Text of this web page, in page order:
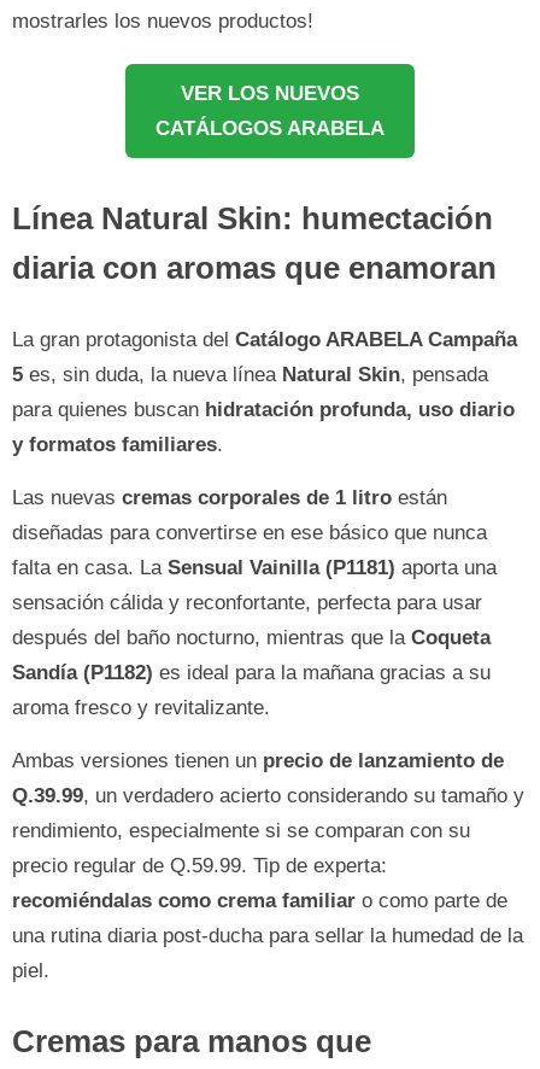
mostrarles los nuevos productos!
VER LOS NUEVOS
CATÁLOGOS ARABELA
Línea Natural Skin: humectación
diaria con aromas que enamoran
La gran protagonista del Catálogo ARABELA Campaña
5 es, sin duda, la nueva línea Natural Skin, pensada
para quienes buscan hidratación profunda, uso diario
y formatos familiares.
Las nuevas cremas corporales de 1 litro están
diseñadas para convertirse en ese básico que nunca
falta en casa. La Sensual Vainilla (P1181) aporta una
sensación cálida y reconfortante, perfecta para usar
después del baño nocturno, mientras que la Coqueta
Sandía (P1182) es ideal para la mañana gracias a su
aroma fresco y revitalizante.
Ambas versiones tienen un precio de lanzamiento de
Q.39.99, un verdadero acierto considerando su tamaño y
rendimiento, especialmente si se comparan con su
precio regular de Q.59.99. Tip de experta:
recomiéndalas como crema familiar o como parte de
una rutina diaria post-ducha para sellar la humedad de la
piel.
Cremas para manos que